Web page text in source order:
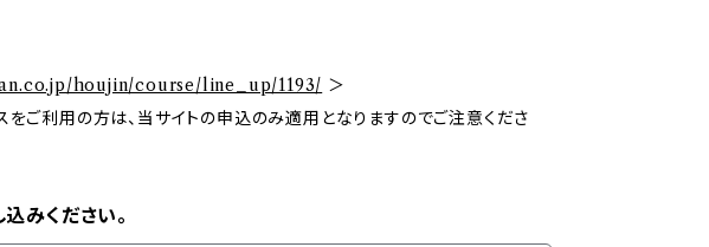
houjin/course/line_up/1193/ ＞
ご利用の方は、当サイトの申込のみ適用となりますのでご注意くださ
みください。